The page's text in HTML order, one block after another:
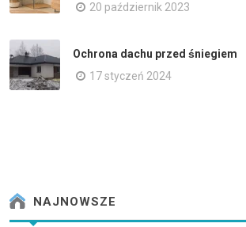
20 październik 2023
Ochrona dachu przed śniegiem
17 styczeń 2024
NAJNOWSZE